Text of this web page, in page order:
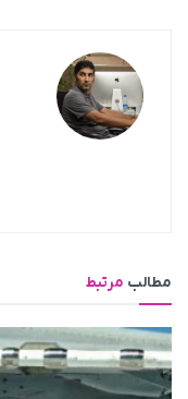
مطالب مرتبط